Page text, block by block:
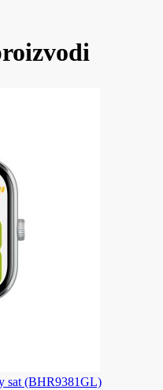
sat (BHR9381GL)